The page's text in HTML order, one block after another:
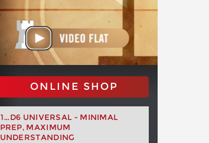
ONLINE SHOP
1...D6 UNIVERSAL - MINIMAL
PREP, MAXIMUM
UNDERSTANDING